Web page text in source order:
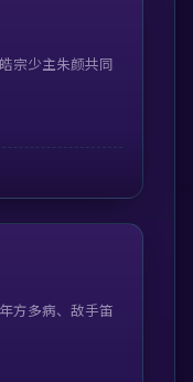
宗少主朱颜共同
44:30
方多病、敌手笛